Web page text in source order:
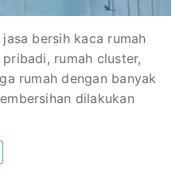
bersih kaca rumah
rumah cluster,
rumah dengan banyak
dilakukan